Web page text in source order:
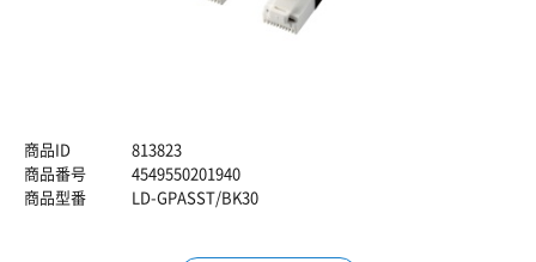
商品ID
813823
商品番号
4549550201940
商品型番
LD-GPASST/BK30